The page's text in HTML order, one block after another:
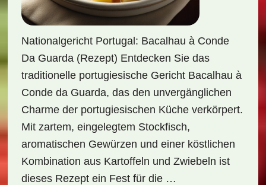
Nationalgericht Portugal: Bacalhau à Conde
Da Guarda (Rezept) Entdecken Sie das
traditionelle portugiesische Gericht Bacalhau à
Conde da Guarda, das den unvergänglichen
Charme der portugiesischen Küche verkörpert.
Mit zartem, eingelegtem Stockfisch,
aromatischen Gewürzen und einer köstlichen
Kombination aus Kartoffeln und Zwiebeln ist
dieses Rezept ein Fest für die …